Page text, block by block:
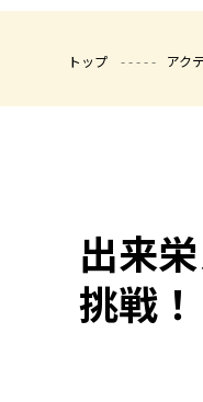
トップ アク
出来
挑戦！